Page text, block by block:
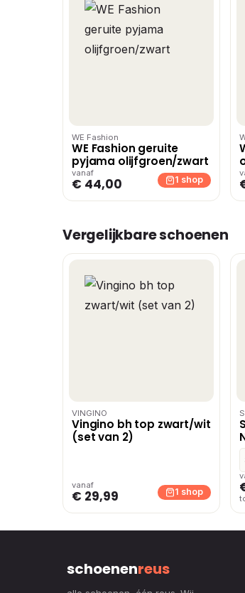
WE Fashion
WE Fashion geruite
pyjama olijfgroen/zwart
vanaf
€ 44,00 1 shop
Vergelijkbare schoenen
VINGINO
Vingino bh top zwart/wit
(set van 2)
vanaf
€ 29,99 1 shop
schoenenreus